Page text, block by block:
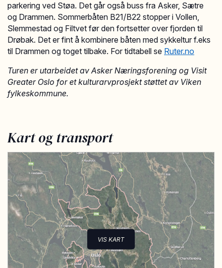
parkering ved Støa. Det går også buss fra Asker, Sætre
og Drammen. Sommerbåten B21/B22 stopper i Vollen,
Slemmestad og Filtvet før den fortsetter over fjorden til
Drøbak. Det er fint å kombinere båten med sykkeltur f.eks
til Drammen og toget tilbake. For tidtabell se Ruter.no
Turen er utarbeidet av Asker Næringsforening og Visit
Greater Oslo for et kulturarvprosjekt støttet av Viken
fylkeskommune.
Kart og transport
VIS KART